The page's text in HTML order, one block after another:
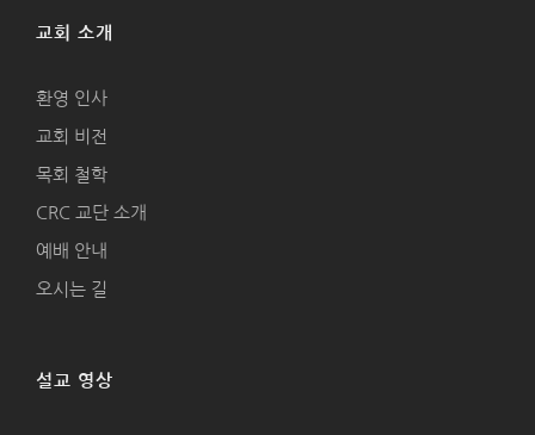
교회 소개
환영 인사
교회 비전
목회 철학
CRC 교단 소개
예배 안내
오시는 길
설교 영상